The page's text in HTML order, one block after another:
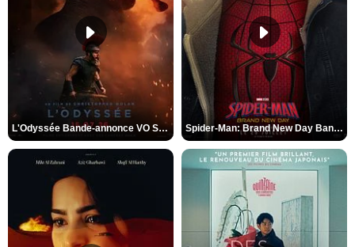
L'Odyssée Bande-annonce VO STFR Spider-Man: Brand New Day Bande-annonce VO STFR